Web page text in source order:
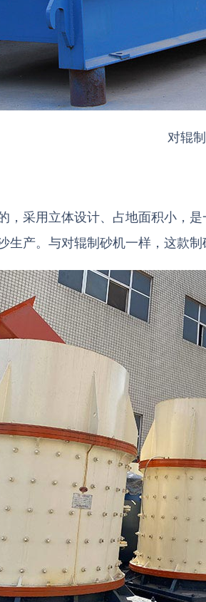
对辊
，采用立体设计、占地面积小，
生产。与对辊制砂机一样，这款